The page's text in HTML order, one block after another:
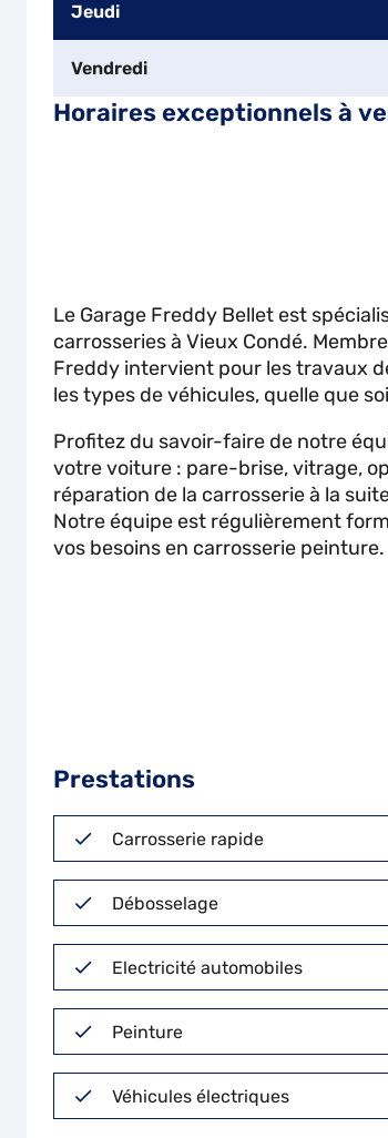
Jeudi
Vendredi
Horaires exceptionnels à
Le Garage Freddy Bellet est
carrosseries à Vieux Condé.
Freddy intervient pour les travaux
les types de véhicules, quelle que
Profitez du savoir-faire de notre
votre voiture : pare-brise, vitrage,
réparation de la carrosserie à la
Notre équipe est régulièrement
vos besoins en carrosserie peinture.
Prestations
Carrosserie rapide
Débosselage
Electricité automobiles
Peinture
Véhicules électriques